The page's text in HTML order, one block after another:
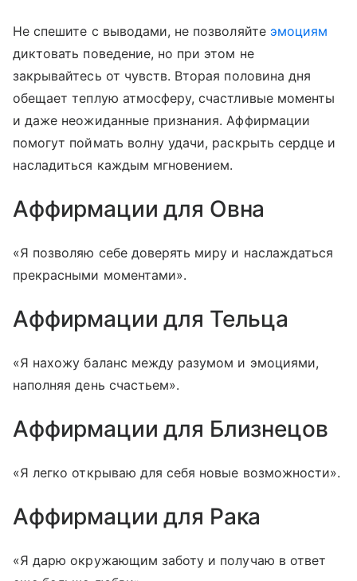
Не спешите с выводами, не позволяйте эмоциям
диктовать поведение, но при этом не
закрывайтесь от чувств. Вторая половина дня
обещает теплую атмосферу, счастливые моменты
и даже неожиданные признания. Аффирмации
помогут поймать волну удачи, раскрыть сердце и
насладиться каждым мгновением.
Аффирмации для Овна
«Я позволяю себе доверять миру и наслаждаться
прекрасными моментами».
Аффирмации для Тельца
«Я нахожу баланс между разумом и эмоциями,
наполняя день счастьем».
Аффирмации для Близнецов
«Я легко открываю для себя новые возможности».
Аффирмации для Рака
«Я дарю окружающим заботу и получаю в ответ